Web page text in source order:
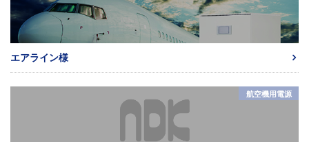
エアライン様
航空機用電源